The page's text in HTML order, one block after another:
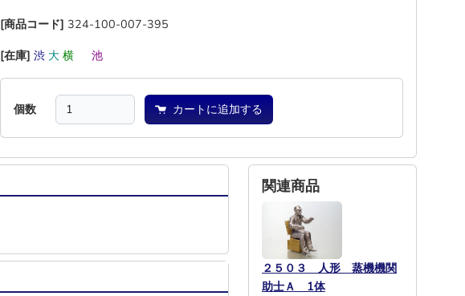
[商品コード] 324-100-007-395
[在庫] 渋 大 横 池
個数 カートに追加する
関連商品
２５０３ 人形 蒸機機関
助士Ａ 1体